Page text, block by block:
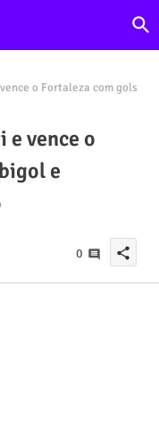
o Fortaleza com gols
e vence o
e
0 share